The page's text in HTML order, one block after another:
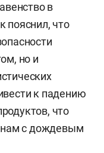
в
пояснил, что
но и
к падению
что
с дождевым